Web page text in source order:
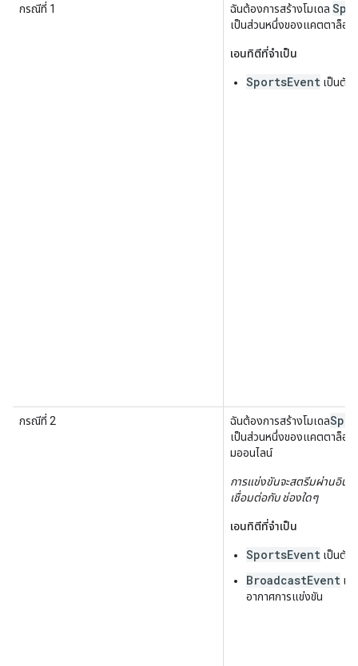
กรณีที่ 1 ฉันต้องการสร้างโมเดล
เป็นส่วนหนึ่งของแคตตาล็อก
เอนทิตีที่จำเป็น
SportsEvent เป็นตัว
กรณีที่ 2 ฉันต้องการสร้างโมเดล
เป็นส่วนหนึ่งของแคตตาล็อก
มออนไลน์
การแข่งขันจะสตรีมผ่านอินเ
เชื่อมต่อกับ ช่องใดๆ
เอนทิตีที่จำเป็น
SportsEvent เป็นตัว
BroadcastEvent แ
อากาศการแข่งขัน